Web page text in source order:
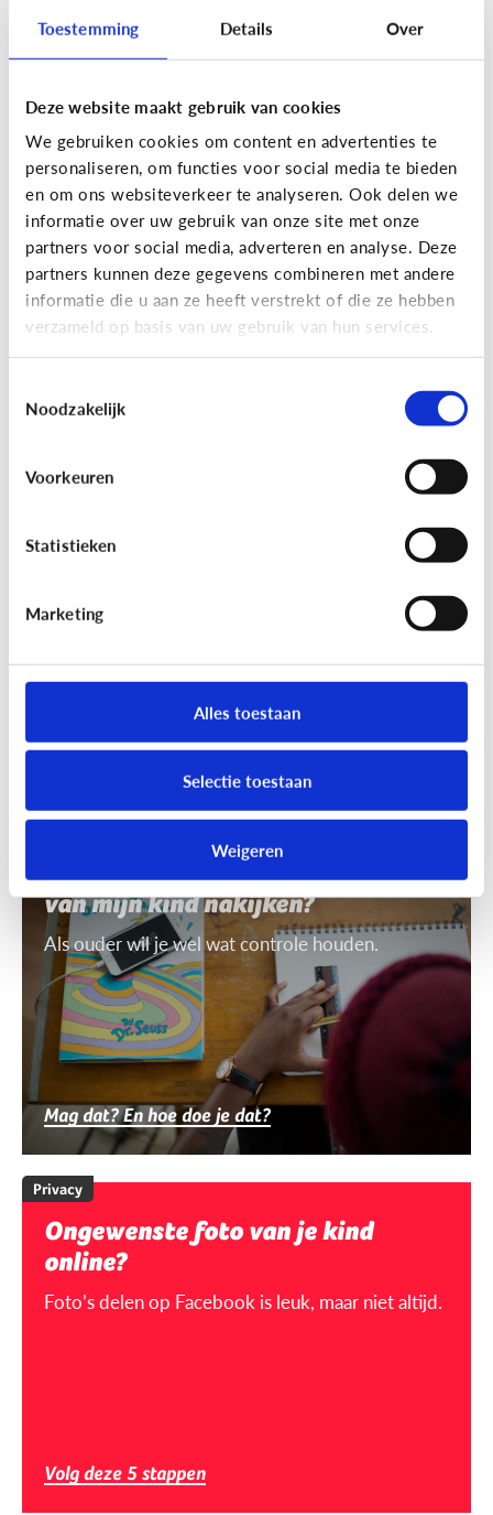
Toestemming Details Over
Deze website maakt gebruik van cookies
We gebruiken cookies om content en advertenties te
personaliseren, om functies voor social media te bieden
en om ons websiteverkeer te analyseren. Ook delen we
informatie over uw gebruik van onze site met onze
partners voor social media, adverteren en analyse. Deze
partners kunnen deze gegevens combineren met andere
informatie die u aan ze heeft verstrekt of die ze hebben
verzameld op basis van uw gebruik van hun services.
Noodzakelijk
Voorkeuren
Statistieken
Marketing
Alles toestaan
Selectie toestaan
Weigeren
Privacy
Moet ik aan mijn kind uitleggen
wat 'recht op afbeelding' is?
Staat jou kind stil bij het maken en verspreiden
van foto’s en filmpjes waar anderen op staan? Of
deelt jouw kind zomaar alles van iedereen op
Facebook of Snapchat?
Privacy
op afbeelding’ is
gebruiken. Daarvoor heb je toestemming nodig.
Mag ik de smartphone of tablet
van mijn kind nakijken?
Als ouder wil je wel wat controle houden.
Mag dat? En hoe doe je dat?
Privacy
Ongewenste foto van je kind
online?
Foto’s delen op Facebook is leuk, maar niet altijd.
Volg deze 5 stappen